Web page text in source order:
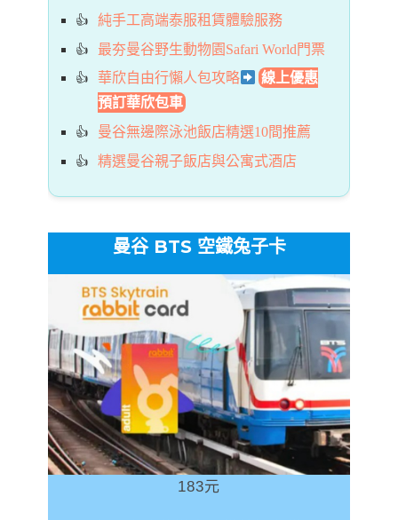
純手工高端泰服租賃體驗服務
最夯曼谷野生動物園Safari World門票
華欣自由行懶人包攻略
線上優惠
預訂華欣包車
曼谷無邊際泳池飯店精選10間推薦
精選曼谷親子飯店與公寓式酒店
曼谷 BTS 空鐵兔子卡
183元